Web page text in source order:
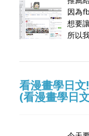
因為
想要
所以
看漫畫學日
(看漫畫學日